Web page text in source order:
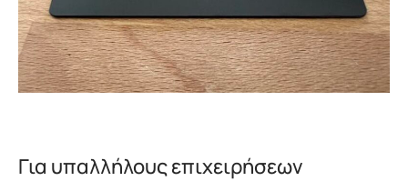
Για υπαλλήλους επιχειρήσεων